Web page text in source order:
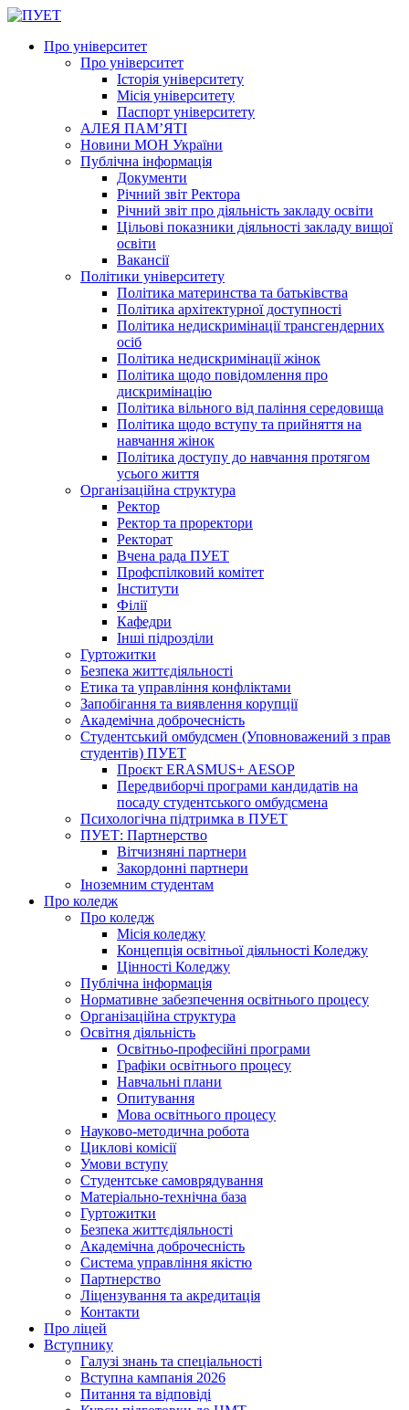
Про університет
Про університет
Історія університету
Місія університету
Паспорт університету
АЛЕЯ ПАМ’ЯТІ
Новини МОН України
Публічна інформація
Документи
Річний звіт Ректора
Річний звіт про діяльність закладу освіти
Цільові показники діяльності закладу вищої
освіти
Вакансії
Політики університету
Політика материнства та батьківства
Політика архітектурної доступності
Політика недискримінації трансгендерних
осіб
Політика недискримінації жінок
Політика щодо повідомлення про
дискримінацію
Політика вільного від паління середовища
Політика щодо вступу та прийняття на
навчання жінок
Політика доступу до навчання протягом
усього життя
Організаційна структура
Ректор
Ректор та проректори
Ректорат
Вчена рада ПУЕТ
Профспілковий комітет
Інститути
Філії
Кафедри
Інші підрозділи
Гуртожитки
Безпека життєдіяльності
Етика та управління конфліктами
Запобігання та виявлення корупції
Академічна доброчесність
Студентський омбудсмен (Уповноважений з прав
студентів) ПУЕТ
Проєкт ERASMUS+ AESOP
Передвиборчі програми кандидатів на
посаду студентського омбудсмена
Психологічна підтримка в ПУЕТ
ПУЕТ: Партнерство
Вітчизняні партнери
Закордонні партнери
Іноземним студентам
Про коледж
Про коледж
Місія коледжу
Концепція освітньої діяльності Коледжу
Цінності Коледжу
Публічна інформація
Нормативне забезпечення освітнього процесу
Організаційна структура
Освітня діяльність
Освітньо-професійні програми
Графіки освітнього процесу
Навчальні плани
Опитування
Мова освітнього процесу
Науково-методична робота
Циклові комісії
Умови вступу
Студентське самоврядування
Матеріально-технічна база
Гуртожитки
Безпека життєдіяльності
Академічна доброчесність
Система управління якістю
Партнерство
Ліцензування та акредитація
Контакти
Про ліцей
Вступнику
Галузі знань та спеціальності
Вступна кампанія 2026
Питання та відповіді